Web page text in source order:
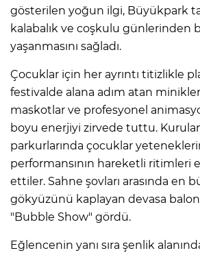
gösterilen yoğun ilgi, Büyükpark
kalabalık ve coşkulu günlerinden
yaşanmasını sağladı.
Çocuklar için her ayrıntı titizlikle
festivalde alana adım atan
maskotlar ve profesyonel
boyu enerjiyi zirvede tuttu.
parkurlarında çocuklar
performansının hareketli ritimleri
ettiler. Sahne şovları arasında en
gökyüzünü kaplayan devasa
"Bubble Show" gördü.
Eğlencenin yanı sıra şenlik